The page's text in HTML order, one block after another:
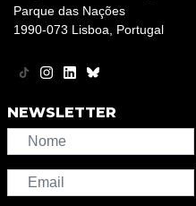
Parque das Nações
1990-073 Lisboa, Portugal
NEWSLETTER